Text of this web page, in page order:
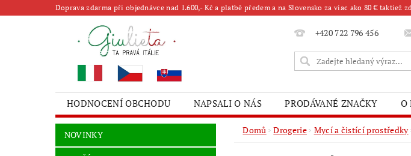
Doprava zdarma při objednávce nad 1.600,- Kč a platbě předem a na Slovensko za viac ako 80 € taktiež
+420 722 796 456
HODNOCENÍ OBCHODU NAPSALI O NÁS PRODÁVANÉ ZNAČKY O
NOVINKY Domů Drogerie Mycí a čistící prostředky